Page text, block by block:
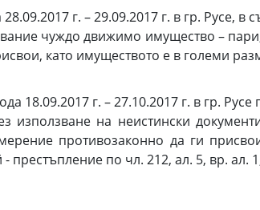
г. – 29.09.2017 г. в гр. Русе,
чуждо движимо имущество –
като имуществото е в големи
18.09.2017 г. – 27.10.2017 г. в гр.
на неистински
противозаконно да ги
по чл. 212, ал. 5, вр. ал.